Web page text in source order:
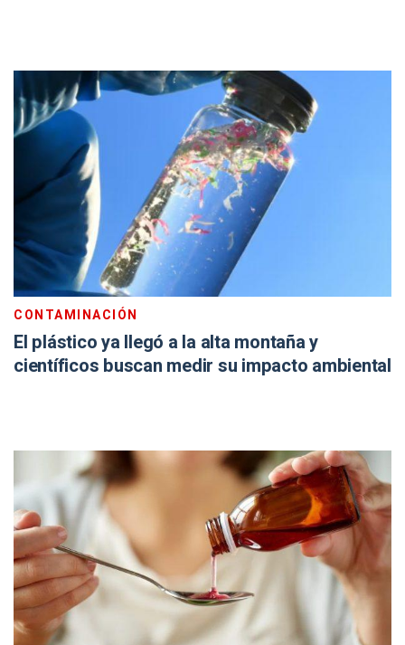
CONTAMINACIÓN
El plástico ya llegó a la alta montaña y
científicos buscan medir su impacto ambiental